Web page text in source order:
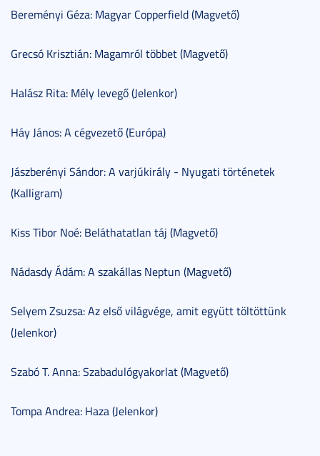
Bereményi Géza: Magyar Copperfield (Magvető)
Grecsó Krisztián: Magamról többet (Magvető)
Halász Rita: Mély levegő (Jelenkor)
Háy János: A cégvezető (Európa)
Jászberényi Sándor: A varjúkirály - Nyugati történetek
(Kalligram)
Kiss Tibor Noé: Beláthatatlan táj (Magvető)
Nádasdy Ádám: A szakállas Neptun (Magvető)
Selyem Zsuzsa: Az első világvége, amit együtt töltöttünk
(Jelenkor)
Szabó T. Anna: Szabadulógyakorlat (Magvető)
Tompa Andrea: Haza (Jelenkor)